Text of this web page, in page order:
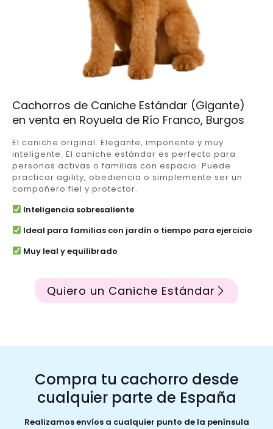
Cachorros de Caniche Estándar (Gigante)
en venta en Royuela de Río Franco, Burgos
El caniche original. Elegante, imponente y muy
inteligente. El caniche estándar es perfecto para
personas activas o familias con espacio. Puede
practicar agility, obediencia o simplemente ser un
compañero fiel y protector.
Inteligencia sobresaliente
Ideal para familias con jardín o tiempo para ejercicio
Muy leal y equilibrado
Quiero un Caniche Estándar
Compra tu cachorro desde
cualquier parte de España
Realizamos envíos a cualquier punto de la península